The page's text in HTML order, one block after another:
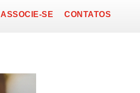
ASSOCIE-SE CONTATOS